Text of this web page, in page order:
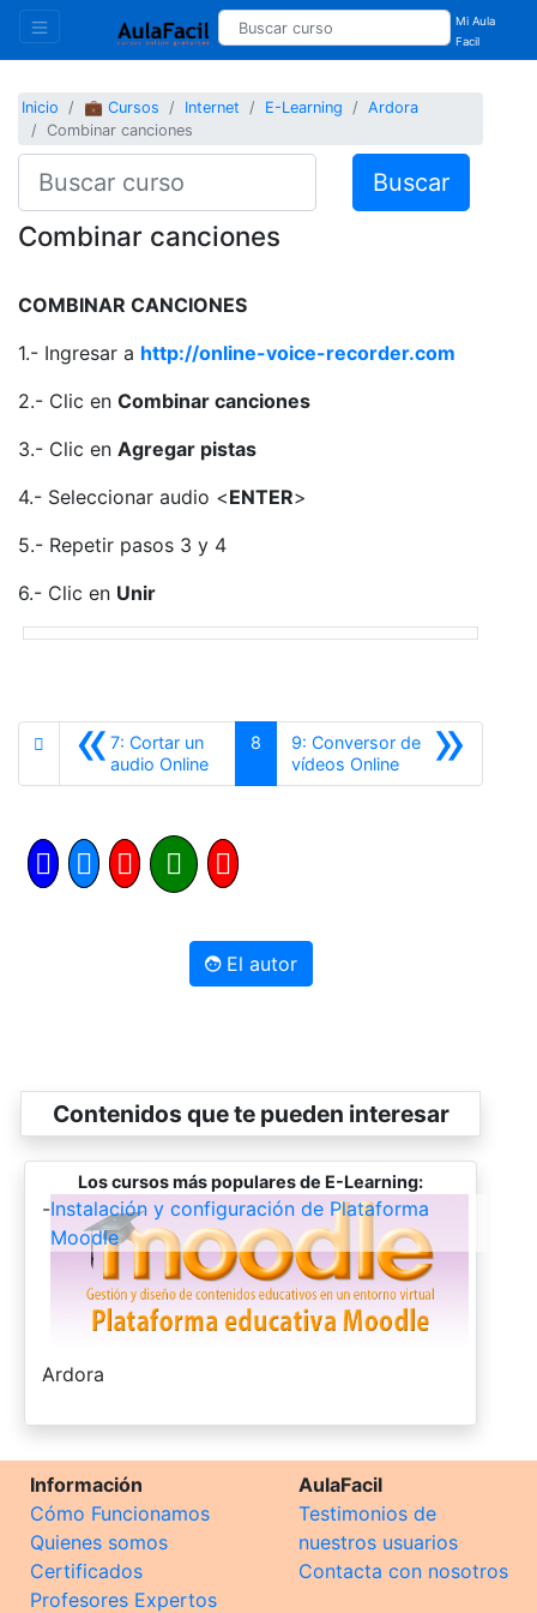
Mi Aula
Facil
Inicio 💼 Cursos Internet E-Learning
Ardora
Combinar canciones
Buscar
Combinar canciones
COMBINAR CANCIONES
1.- Ingresar a http://online-voice-recorder.com
2.- Clic en Combinar canciones
3.- Clic en Agregar pistas
4.- Seleccionar audio <ENTER>
5.- Repetir pasos 3 y 4
6.- Clic en Unir
«7: Cortar un
audio OnlineAnterior
8 »
9: Conversor de
vídeos OnlineSiguiente
El autor
Contenidos que te pueden interesar
Los cursos más populares de E-Learning:
-Instalación y configuración de Plataforma
Moodle
-
Ardora
Información
Cómo Funcionamos
Quienes somos
Certificados
Profesores Expertos
AulaFacil
Testimonios de
nuestros usuarios
Contacta con nosotros